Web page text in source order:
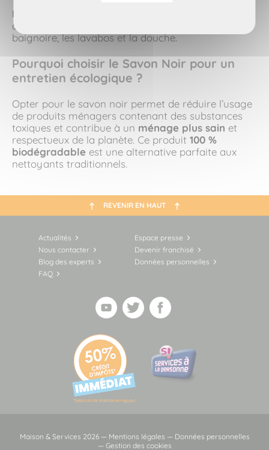
Mode d’emploi
avec un peu de vinaigre blanc pour nettoyer la
baignoire, les lavabos et la douche.
Pourquoi choisir le Savon Noir pour un
entretien écologique ?
Opter pour le savon noir permet de réduire l’usage
de produits ménagers contenant des substances
toxiques et contribue à un ménage plus sain et
respectueux de la planète. Ce produit 100 %
biodégradable est une alternative parfaite aux
nettoyants traditionnels.
REVENIR EN HAUT
Actualités
Espace presse
Nous contacter
Devenir franchisé
Blog des experts
Données personnelles
FAQ
Maison & Services 2026 — Mentions légales — Données personnelles
— Gestion des cookies